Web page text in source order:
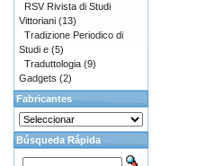
RSV Rivista di Studi
Vittoriani (13)
Tradizione Periodico di
Studi e (5)
Traduttologia (9)
Gadgets (2)
Fabricantes
Búsqueda Rápida